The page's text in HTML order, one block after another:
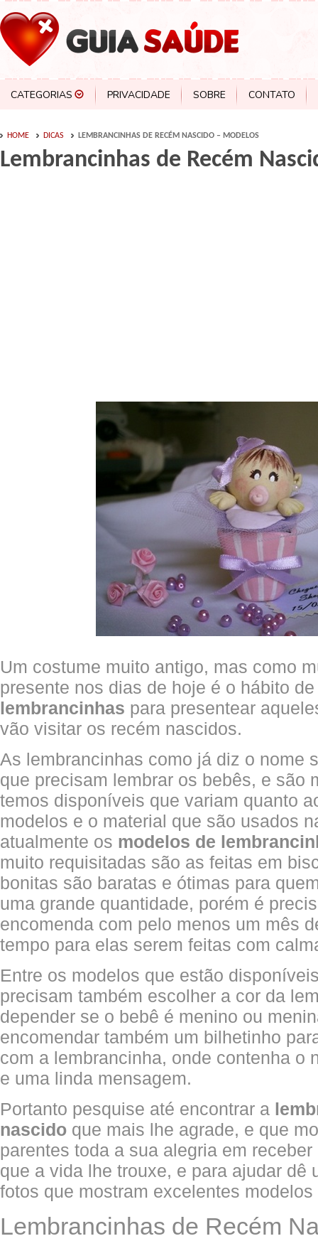
CATEGORIAS PRIVACIDADE SOBRE CONTATO
HOME DICAS LEMBRANCINHAS DE RECÉM NASCIDO – MODELOS
Lembrancinhas de Recém
Um costume muito antigo, mas como
presente nos dias de hoje é o hábito
lembrancinhas para presentear
vão visitar os recém nascidos.
As lembrancinhas como já diz o nome
que precisam lembrar os bebês, e são
temos disponíveis que variam quanto
modelos e o material que são usados
atualmente os modelos de
muito requisitadas são as feitas em
bonitas são baratas e ótimas para
uma grande quantidade, porém é
encomenda com pelo menos um mês
tempo para elas serem feitas com
Entre os modelos que estão
precisam também escolher a cor da
depender se o bebê é menino ou
encomendar também um bilhetinho
com a lembrancinha, onde contenha o
e uma linda mensagem.
Portanto pesquise até encontrar a
nascido que mais lhe agrade, e que
parentes toda a sua alegria em
que a vida lhe trouxe, e para ajudar dê
fotos que mostram excelentes
Lembrancinhas de Recém